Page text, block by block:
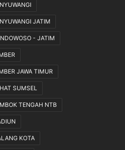
JATIM
- JATIM
JAWA TIMUR
SUMSEL
TENGAH NTB
KOTA